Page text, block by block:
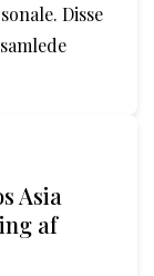
Disse
Asia
af